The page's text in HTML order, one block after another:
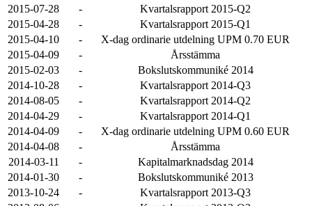
2015-07-28
-
Kvartalsrapport 2015-Q2
2015-04-28
-
Kvartalsrapport 2015-Q1
2015-04-10
-
X-dag ordinarie utdelning UPM 0.70 EUR
2015-04-09
-
Årsstämma
2015-02-03
-
Bokslutskommuniké 2014
2014-10-28
-
Kvartalsrapport 2014-Q3
2014-08-05
-
Kvartalsrapport 2014-Q2
2014-04-29
-
Kvartalsrapport 2014-Q1
2014-04-09
-
X-dag ordinarie utdelning UPM 0.60 EUR
2014-04-08
-
Årsstämma
2014-03-11
-
Kapitalmarknadsdag 2014
2014-01-30
-
Bokslutskommuniké 2013
2013-10-24
-
Kvartalsrapport 2013-Q3